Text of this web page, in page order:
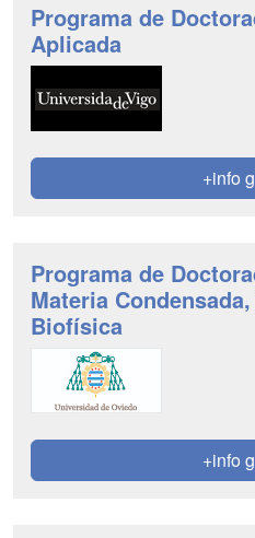
Programa de
Aplicada
+info
Programa de
Materia
Biofísica
+info